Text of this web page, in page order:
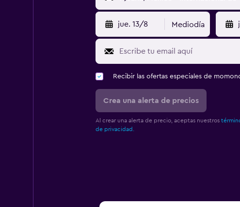
jue. 13/8 Mediodía
Recibir las ofertas especiales de
Crea una alerta de precios
Al crear una alerta de precio, aceptas nuestros
de privacidad.